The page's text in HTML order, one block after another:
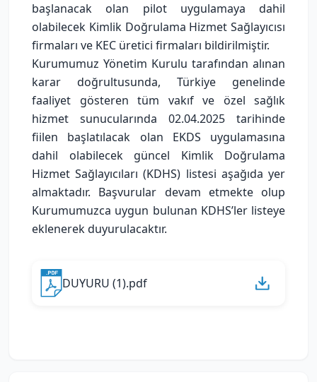
başlanacak olan pilot uygulamaya dahil
olabilecek Kimlik Doğrulama Hizmet Sağlayıcısı
firmaları ve KEC üretici firmaları bildirilmiştir.
Kurumumuz Yönetim Kurulu tarafından alınan
karar doğrultusunda, Türkiye genelinde
faaliyet gösteren tüm vakıf ve özel sağlık
hizmet sunucularında 02.04.2025 tarihinde
fiilen başlatılacak olan EKDS uygulamasına
dahil olabilecek güncel Kimlik Doğrulama
Hizmet Sağlayıcıları (KDHS) listesi aşağıda yer
almaktadır. Başvurular devam etmekte olup
Kurumumuzca uygun bulunan KDHS’ler listeye
eklenerek duyurulacaktır.
DUYURU (1).pdf